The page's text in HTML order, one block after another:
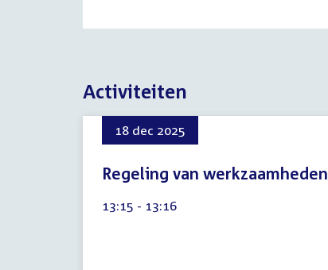
Activiteiten
18 dec 2025
Regeling van werkzaamheden
augustus
Tijd
13:15 - 13:16